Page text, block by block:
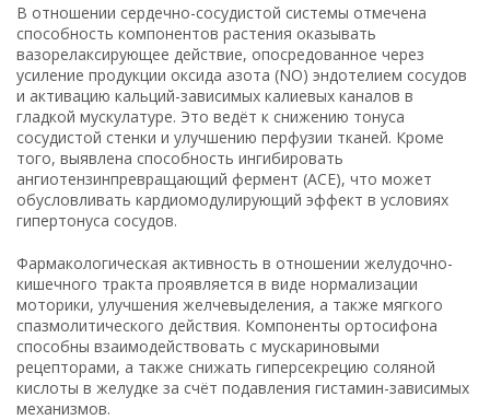
В отношении сердечно-сосудистой системы отмечена
способность компонентов растения оказывать
вазорелаксирующее действие, опосредованное через
усиление продукции оксида азота (NO) эндотелием сосудов
и активацию кальций-зависимых калиевых каналов в
гладкой мускулатуре. Это ведёт к снижению тонуса
сосудистой стенки и улучшению перфузии тканей. Кроме
того, выявлена способность ингибировать
ангиотензинпревращающий фермент (ACE), что может
обусловливать кардиомодулирующий эффект в условиях
гипертонуса сосудов.
Фармакологическая активность в отношении желудочно-
кишечного тракта проявляется в виде нормализации
моторики, улучшения желчевыделения, а также мягкого
спазмолитического действия. Компоненты ортосифона
способны взаимодействовать с мускариновыми
рецепторами, а также снижать гиперсекрецию соляной
кислоты в желудке за счёт подавления гистамин-зависимых
механизмов.